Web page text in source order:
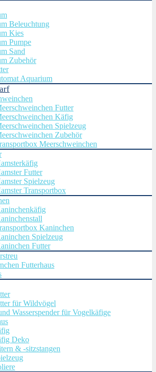
Beleuchtung
Kies
Pumpe
Sand
Zubehör
Aquarium
Futter
Käfig
Spielzeug
Zubehör
Meerschweinchen
Futter
Spielzeug
Transportbox
Kaninchen
Spielzeug
Futter
Futterhaus
für Wildvögel
Wasserspender für Vogelkäfige
Deko
& -sitzstangen